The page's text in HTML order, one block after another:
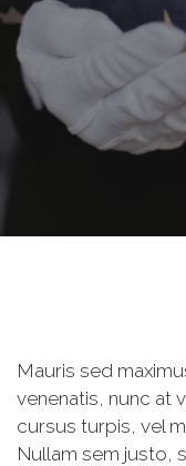
Mauris sed
venenatis, nunc at
cursus turpis, vel
Nullam sem justo,